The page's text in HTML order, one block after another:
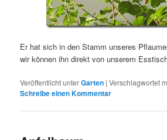
Er hat sich in den Stamm unseres
wir können ihn direkt von unserem
Veröffentlicht unterGarten |Verschlagwortet
Schreibe einen Kommentar